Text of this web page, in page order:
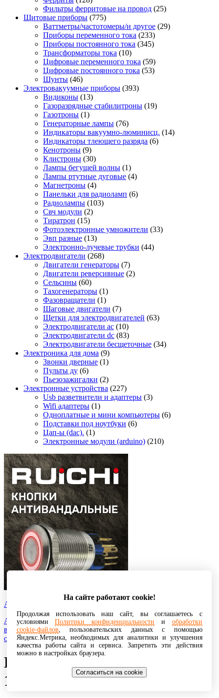
Фильтры ферритовые на провод (25)
Щитовые приборы (775)
Ваттметры/частотомеры/и другое (29)
Приборы переменного тока (233)
Приборы постоянного тока (345)
Трансформаторы тока (10)
Цифровые переменного тока (59)
Цифровые постоянного тока (53)
Шунты (46)
Электровакуумные приборы (393)
Видиконы (13)
Газоразрядные стабилитроны (19)
Газотроны (1)
Генераторные лампы (76)
Индикаторы вакуумно-люминисц. (14)
Индикаторы тлеющего разряда (6)
Кенотроны (9)
Клистроны (30)
Лампы бегущей волны (1)
Лампы ртутные дуговые (4)
Магнетроны (4)
Панельки для радиоламп (6)
Радиолампы (103)
Свч модули (2)
Тиратрон (15)
Фотоэлектронные умножители (33)
Эвп разные (13)
Электронно-лучевые трубки (44)
Электродвигатели (268)
Двигатели генераторы (7)
Двигатели реверсивные (2)
Сельсины (60)
Тахогенераторы (1)
Фазовращатели (1)
Шаговые двигатели (7)
Щетки для электродвигателей (63)
Электродвигатели ac (10)
Электродвигатели dc (83)
Электродвигатели бесщеточные (34)
Электроника для дома (9)
Звонки дверные (1)
Пульты ду (6)
Пьезозажигалки (2)
Электронные устройства (227)
Usb разветвители и адаптеры (3)
Wifi адаптеры (1)
Одноплатные и мини компьютеры (6)
Подставки под ноутбуки (6)
Цап-ы (dac). (1)
Электронные модули (arduino) (210)
Антивандальные кнопки с подсветкой
Антивандальная кнопка для звонка, выхода, автомойки или
вызова персонала поможет обезопасить дорогостоящее
оборудование от нежелательных повреждений.
Штыри и гнезда для плат
1.27мм
На сайте работают cookie!
Продолжая использовать наш сайт, вы соглашаетесь с
условиямиПолитики конфиденциальности и обработки
cookie-файлов, пользовательских данных с помощью
Яндекс.Метрика, необходимых для аналитики и улучшения
качества работы сайта и сервиса. Запретить эти действия
можно в настройках браузера.
Согласиться на cookie